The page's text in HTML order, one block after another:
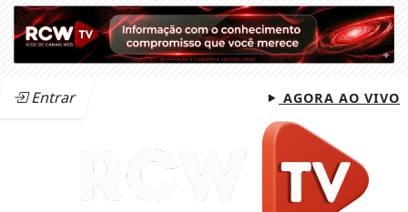
Entrar AGORA AO VIVO